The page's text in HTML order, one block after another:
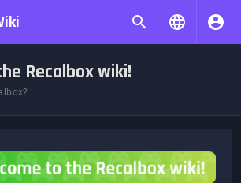
Recalbox wiki!